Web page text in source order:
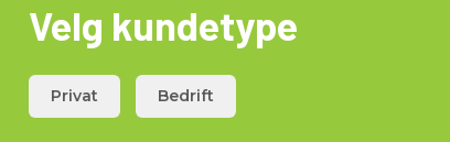
Velg kundetype
Privat Bedrift